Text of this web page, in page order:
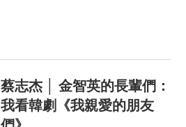
蔡志杰 │ 金智英的長輩們：
我看韓劇《我親愛的朋友